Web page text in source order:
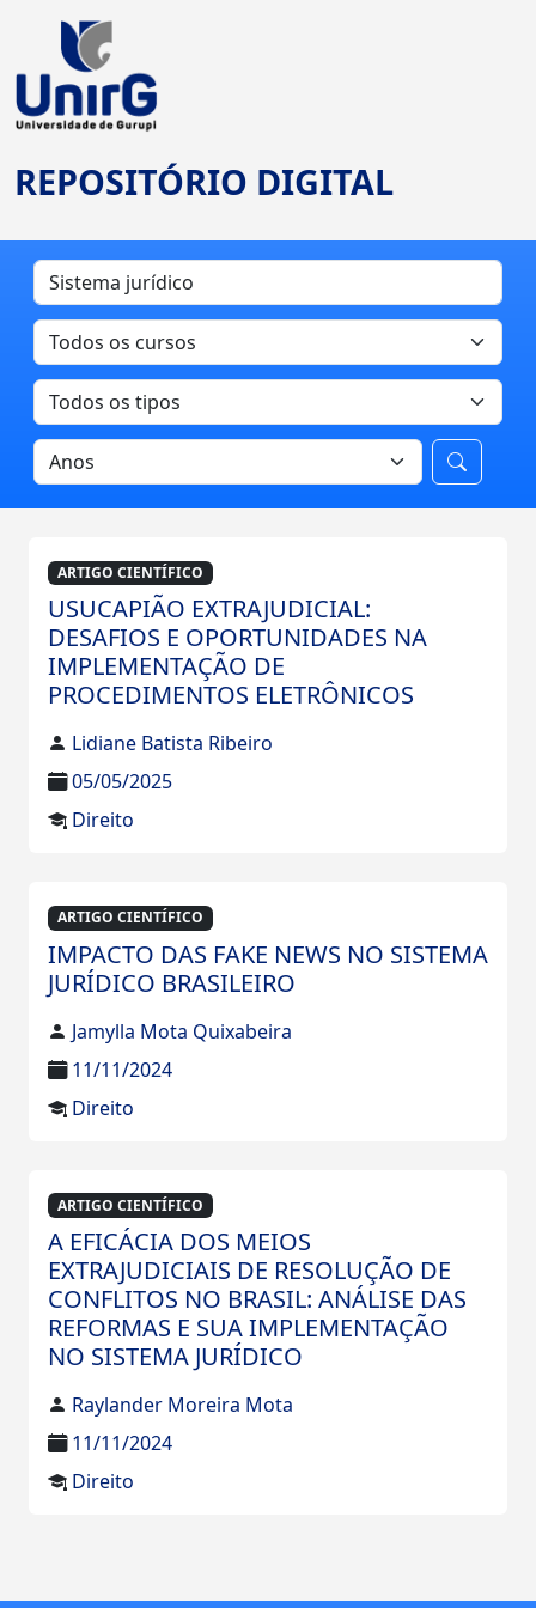
REPOSITÓRIO DIGITAL
ARTIGO CIENTÍFICO
USUCAPIÃO EXTRAJUDICIAL:
DESAFIOS E OPORTUNIDADES NA
IMPLEMENTAÇÃO DE
PROCEDIMENTOS ELETRÔNICOS
Lidiane Batista Ribeiro
05/05/2025
Direito
ARTIGO CIENTÍFICO
IMPACTO DAS FAKE NEWS NO SISTEMA
JURÍDICO BRASILEIRO
Jamylla Mota Quixabeira
11/11/2024
Direito
ARTIGO CIENTÍFICO
A EFICÁCIA DOS MEIOS
EXTRAJUDICIAIS DE RESOLUÇÃO DE
CONFLITOS NO BRASIL: ANÁLISE DAS
REFORMAS E SUA IMPLEMENTAÇÃO
NO SISTEMA JURÍDICO
Raylander Moreira Mota
11/11/2024
Direito